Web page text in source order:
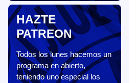
HAZTE
PATREON
Todos los lunes hacemos un
programa en abierto,
teniendo uno especial los